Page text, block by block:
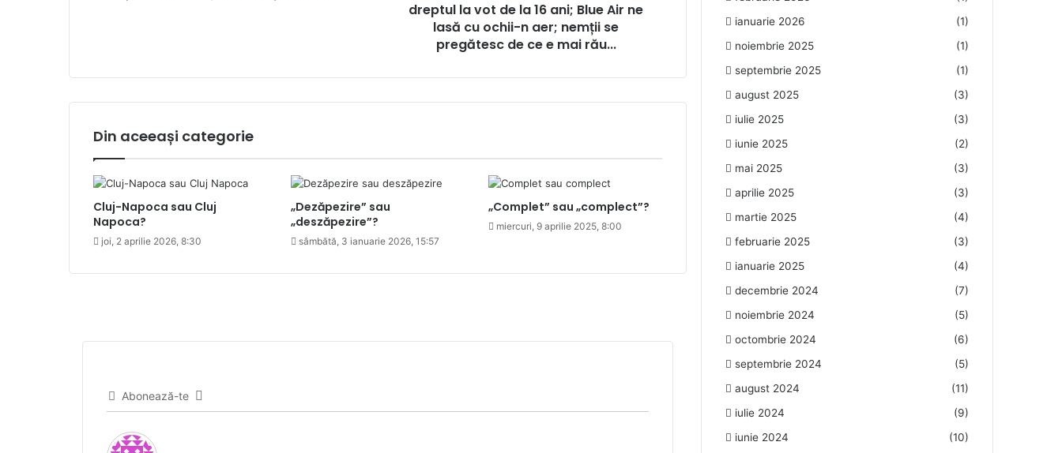
ne
ochii-
aer;
nemții
pregătesc
ce
dreptul la vot de la 16 ani; Blue Air ne
lasă cu ochii-n aer; nemții se
pregătesc de ce e mai rău...
Din aceeași categorie
Cluj-Napoca sau Cluj
Napoca?
joi, 2 aprilie 2026, 8:30
„Dezăpezire” sau
„deszăpezire”?
sâmbătă, 3 ianuarie 2026, 15:57
„Complet” sau „complect”?
miercuri, 9 aprilie 2025, 8:00
Abonează-te
ianuarie 2026
(1)
noiembrie 2025
(1)
septembrie 2025
(1)
august 2025
(3)
iulie 2025
(3)
iunie 2025
(2)
mai 2025
(3)
aprilie 2025
(3)
martie 2025
(4)
februarie 2025
(3)
ianuarie 2025
(4)
decembrie 2024
(7)
noiembrie 2024
(5)
octombrie 2024
(6)
septembrie 2024
(5)
august 2024
(11)
iulie 2024
(9)
iunie 2024
(10)